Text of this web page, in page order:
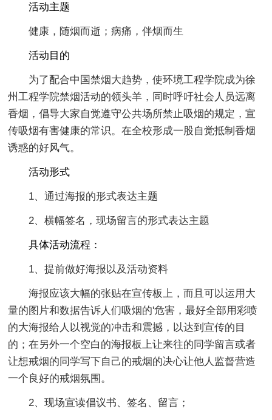
活动主题
健康，随烟而逝；病痛，伴烟而生
活动目的
为了配合中国禁烟大趋势，使环境工程学院成为徐
州工程学院禁烟活动的领头羊，同时呼吁社会人员远离
香烟，倡导大家自觉遵守公共场所禁止吸烟的规定，宣
传吸烟有害健康的常识。在全校形成一股自觉抵制香烟
诱惑的好风气。
活动形式
1、通过海报的形式表达主题
2、横幅签名，现场留言的形式表达主题
具体活动流程：
1、提前做好海报以及活动资料
海报应该大幅的张贴在宣传板上，而且可以运用大
量的图片和数据告诉人们吸烟的'危害，最好全部用彩喷
的大海报给人以视觉的冲击和震撼，以达到宣传的目
的；在另外一个空白的海报板上让来往的同学留言或者
让想戒烟的同学写下自己的戒烟的决心让他人监督营造
一个良好的戒烟氛围。
2、现场宣读倡议书、签名、留言；